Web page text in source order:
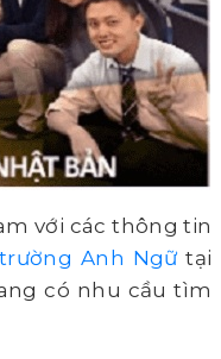
với các thông tin
trường Anh Ngữtại
có nhu cầu tìm